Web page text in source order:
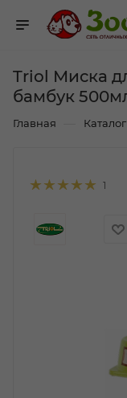
Triol Миска
бамбук
Главная Каталог
1